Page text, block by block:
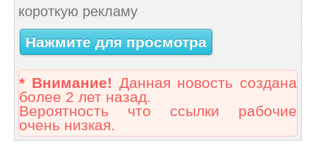
короткую рекламу
Нажмите для просмотра
* Внимание! Данная новость создана
более 2 лет назад.
Вероятность что ссылки рабочие
очень низкая.